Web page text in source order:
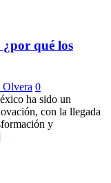
qué los
Olvera 0
ha sido un
con la llegada
y